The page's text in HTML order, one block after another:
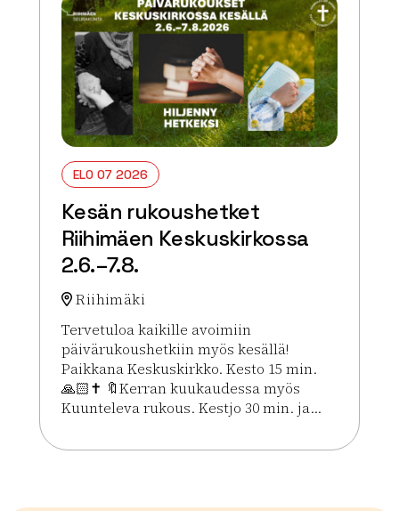
ELO 07 2026
Kesän rukoushetket
Riihimäen Keskuskirkossa
2.6.–7.8.
Riihimäki
Tervetuloa kaikille avoimiin
päivärukoushetkiin myös kesällä!
Paikkana Keskuskirkko. Kesto 15 min.
🙏🏻✝️ 🔖Kerran kuukaudessa myös
Kuunteleva rukous. Kestjo 30 min. ja...
Lue lisää tapahtumasta Kesän rukoushetket